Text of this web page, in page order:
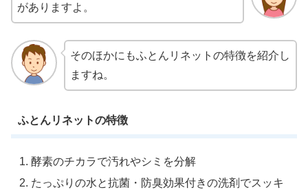
がありますよ。
そのほかにもふとんリネットの特徴を紹介し
ますね。
ふとんリネットの特徴
酵素のチカラで汚れやシミを分解
たっぷりの水と抗菌・防臭効果付きの洗剤でスッキ